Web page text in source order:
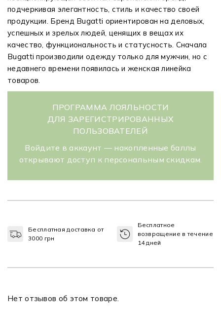
подчеркивая элегантность, стиль и качество своей
продукции. Бренд Bugatti ориентирован на деловых,
успешных и зрелых людей, ценящих в вещах их
качество, функциональность и статусность. Сначала
Bugatti производили одежду только для мужчин, но с
недавнего времени появилась и женская линейка
товаров.
ПРОГРАММА ЛОЯЛЬНОСТИ
ДЛЯ ЗАРЕГИСТРИРОВАННЫХ
ПОЛЬЗОВАТЕЛЕЙ
Войдите в аккаунт — накопленные баллы
открывают доступ к персональным скидкам.
Бесплатная доставка от
3000 грн
Бесплатное
возвращение в течение
14 дней
Нет отзывов об этом товаре.